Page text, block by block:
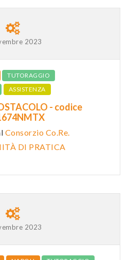
2023
TUTORAGGIO
ASSISTENZA
- codice
Consorzio Co.Re.
DI PRATICA
2023